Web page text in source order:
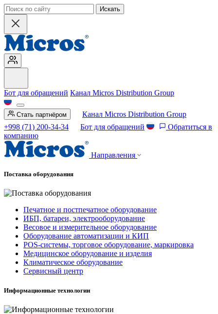
Искать
Бот для обращений Канал Micros Distribution Group
Стать партнёром
Канал Micros Distribution Group
+998 (71) 200-34-34
Бот для обращений
Обратиться в
компанию
Направления
Поставка оборудования
Печатное и постпечатное оборудование
ИБП, батареи, электрооборудование
Весовое и измерительное оборудование
Оборудование автоматизации и КИП
POS-системы, торговое оборудование, маркировка
Медицинское оборудование и изделия
Климатическое оборудование
Сервисный центр
Информационные технологии